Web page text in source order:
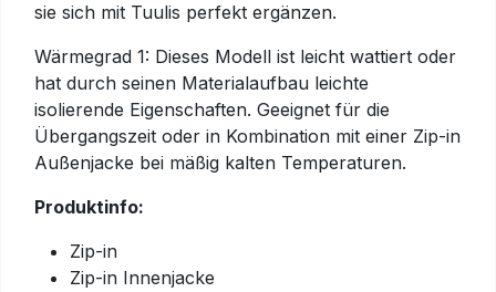
sie sich mit Tuulis perfekt ergänzen.
Wärmegrad 1: Dieses Modell ist leicht wattiert oder
hat durch seinen Materialaufbau leichte
isolierende Eigenschaften. Geeignet für die
Übergangszeit oder in Kombination mit einer Zip-in
Außenjacke bei mäßig kalten Temperaturen.
Produktinfo:
Zip-in
Zip-in Innenjacke